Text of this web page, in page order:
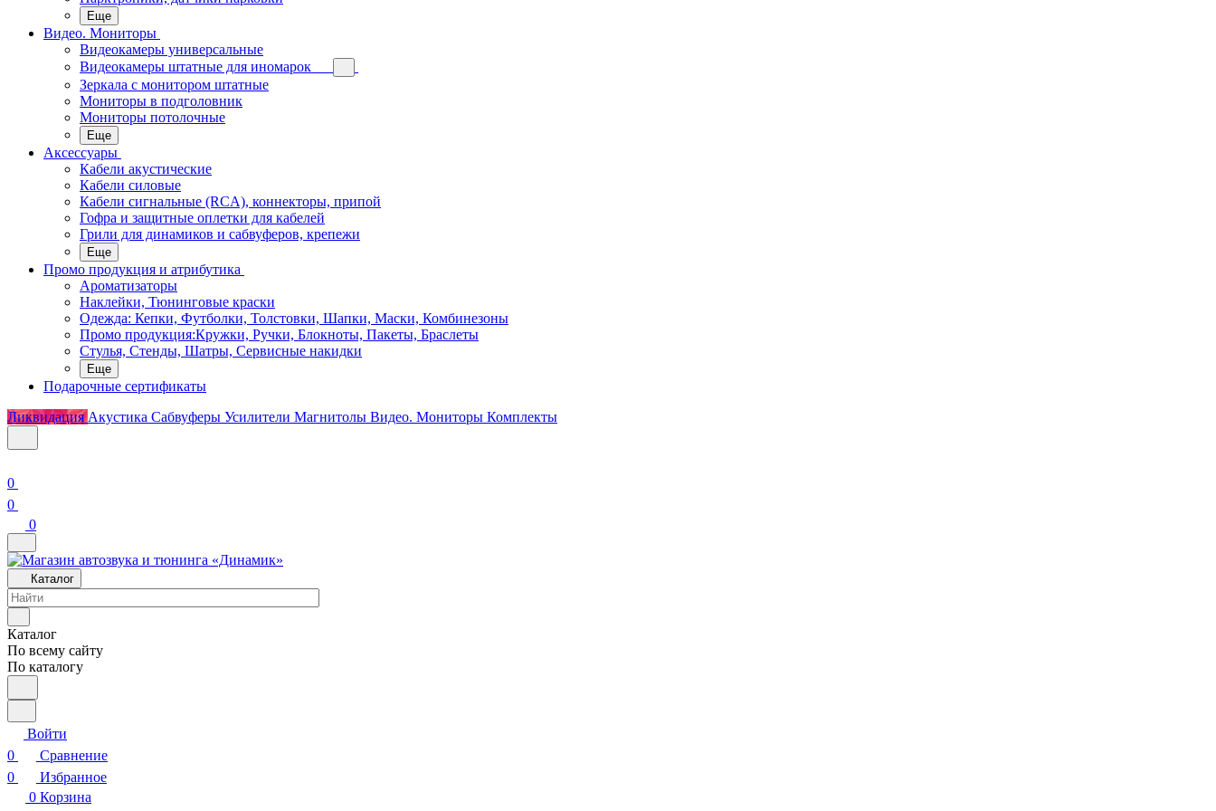
Еще
Видео. Мониторы
Видеокамеры универсальные
Видеокамеры штатные для иномарок
Зеркала с монитором штатные
Мониторы в подголовник
Мониторы потолочные
Еще
Аксессуары
Кабели акустические
Кабели силовые
Кабели сигнальные (RCA), коннекторы, припой
Гофра и защитные оплетки для кабелей
Грили для динамиков и сабвуферов, крепежи
Еще
Промо продукция и атрибутика
Ароматизаторы
Наклейки, Тюнинговые краски
Одежда: Кепки, Футболки, Толстовки, Шапки, Маски, Комбинезоны
Промо продукция:Кружки, Ручки, Блокноты, Пакеты, Браслеты
Стулья, Стенды, Шатры, Сервисные накидки
Еще
Подарочные сертификаты
Ликвидация Акустика Сабвуферы Усилители Магнитолы Видео. Мониторы Комплекты
0
0
0
Каталог
Каталог
По всему сайту
По каталогу
Войти
0
Сравнение
0
Избранное
0 Корзина